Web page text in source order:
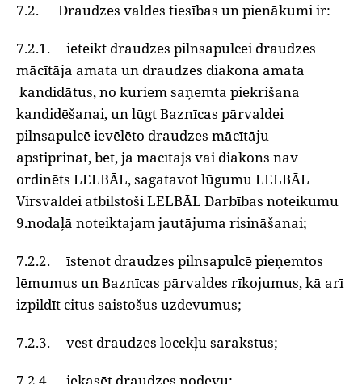
7.2. Draudzes valdes tiesības un pienākumi ir:
7.2.1. ieteikt draudzes pilnsapulcei draudzes
mācītāja amata un draudzes diakona amata
kandidātus, no kuriem saņemta piekrišana
kandidēšanai, un lūgt Baznīcas pārvaldei
pilnsapulcē ievēlēto draudzes mācītāju
apstiprināt, bet, ja mācītājs vai diakons nav
ordinēts LELBĀL, sagatavot lūgumu LELBĀL
Virsvaldei atbilstoši LELBĀL Darbības noteikumu
9.nodaļā noteiktajam jautājuma risināšanai;
7.2.2. īstenot draudzes pilnsapulcē pieņemtos
lēmumus un Baznīcas pārvaldes rīkojumus, kā arī
izpildīt citus saistošus uzdevumus;
7.2.3. vest draudzes locekļu sarakstus;